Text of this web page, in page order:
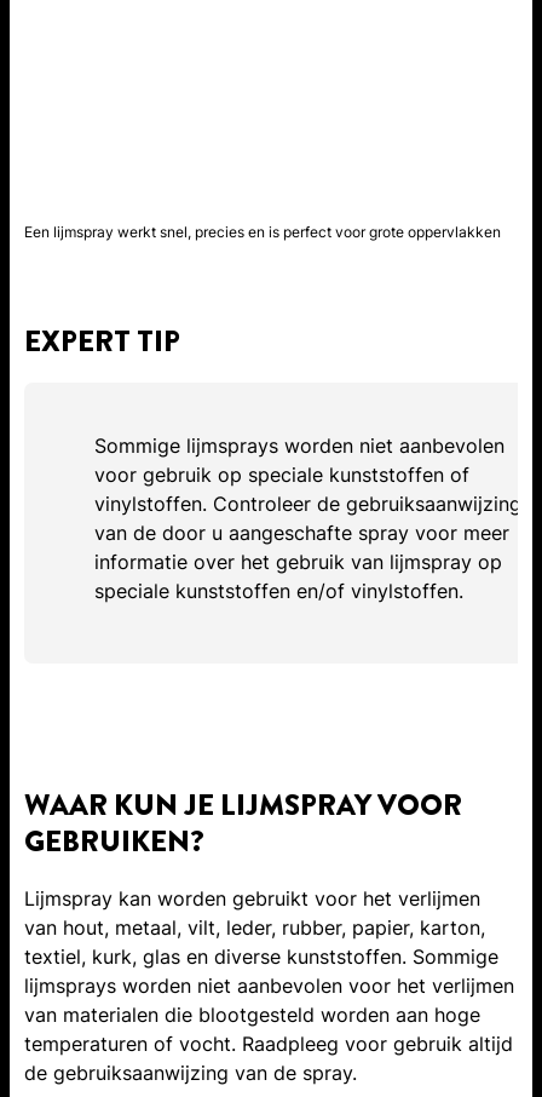
Een lijmspray werkt snel, precies en is perfect voor grote oppervlakken
EXPERT TIP
Sommige lijmsprays worden niet aanbevolen
voor gebruik op speciale kunststoffen of
vinylstoffen. Controleer de gebruiksaanwijzing
van de door u aangeschafte spray voor meer
informatie over het gebruik van lijmspray op
speciale kunststoffen en/of vinylstoffen.
WAAR KUN JE LIJMSPRAY VOOR
GEBRUIKEN?
Lijmspray kan worden gebruikt voor het verlijmen
van hout, metaal, vilt, leder, rubber, papier, karton,
textiel, kurk, glas en diverse kunststoffen. Sommige
lijmsprays worden niet aanbevolen voor het verlijmen
van materialen die blootgesteld worden aan hoge
temperaturen of vocht. Raadpleeg voor gebruik altijd
de gebruiksaanwijzing van de spray.